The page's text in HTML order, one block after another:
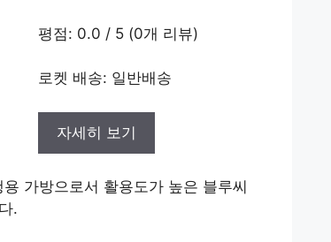
평점: 0.0 / 5 (0개 리뷰)
로켓 배송: 일반배송
자세히 보기
가방으로서 활용도가 높은 블루씨
.